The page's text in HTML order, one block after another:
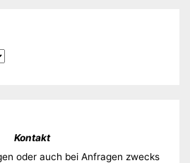
Kontakt
oder auch bei Anfragen zwecks